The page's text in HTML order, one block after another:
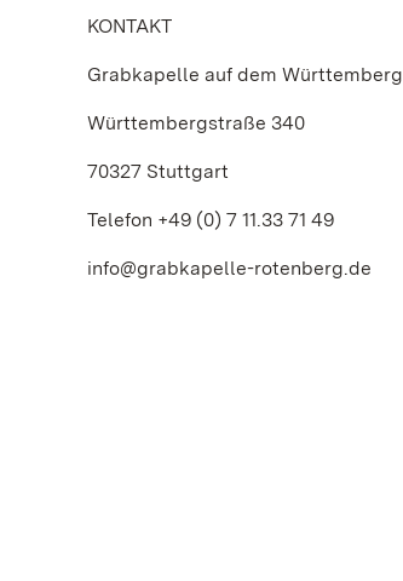
KONTAKT
Grabkapelle auf dem Württemberg
Württembergstraße 340
70327 Stuttgart
Telefon +49 (0) 7 11.33 71 49
info@grabkapelle-rotenberg.de